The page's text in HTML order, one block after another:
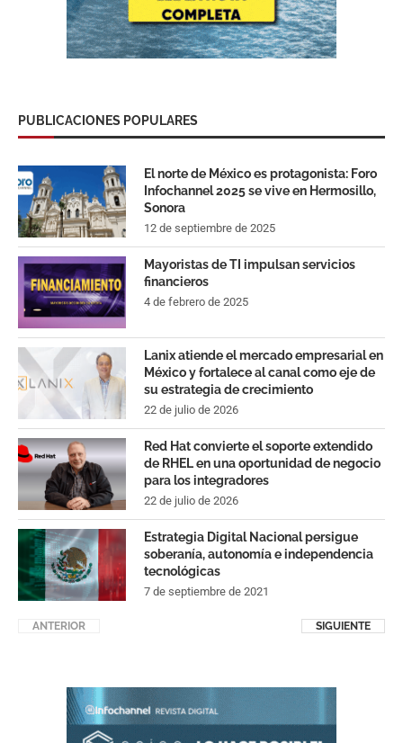
PUBLICACIONES POPULARES
El norte de México es protagonista: Foro
Infochannel 2025 se vive en Hermosillo,
Sonora
12 de septiembre de 2025
Mayoristas de TI impulsan servicios
financieros
4 de febrero de 2025
Lanix atiende el mercado empresarial en
México y fortalece al canal como eje de
su estrategia de crecimiento
22 de julio de 2026
Red Hat convierte el soporte extendido
de RHEL en una oportunidad de negocio
para los integradores
22 de julio de 2026
Estrategia Digital Nacional persigue
soberanía, autonomía e independencia
tecnológicas
7 de septiembre de 2021
ANTERIOR SIGUIENTE